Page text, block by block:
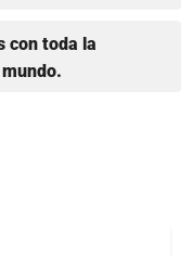
con toda la